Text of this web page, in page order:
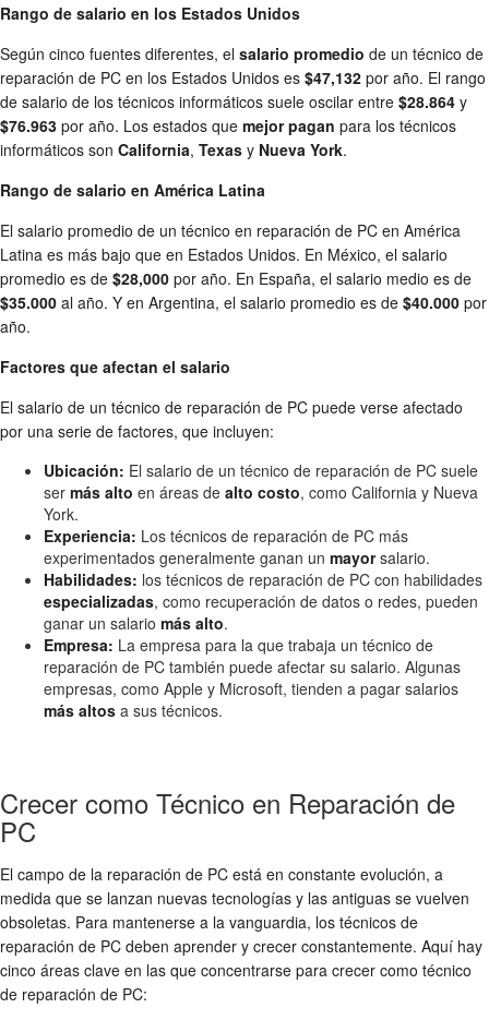
Rango de salario en los Estados Unidos
Según cinco fuentes diferentes, el salario promedio de un técnico de
reparación de PC en los Estados Unidos es $47,132 por año. El rango
de salario de los técnicos informáticos suele oscilar entre $28.864 y
$76.963 por año. Los estados que mejor pagan para los técnicos
informáticos son California, Texas y Nueva York.
Rango de salario en América Latina
El salario promedio de un técnico en reparación de PC en América
Latina es más bajo que en Estados Unidos. En México, el salario
promedio es de $28,000 por año. En España, el salario medio es de
$35.000 al año. Y en Argentina, el salario promedio es de $40.000 por
año.
Factores que afectan el salario
El salario de un técnico de reparación de PC puede verse afectado
por una serie de factores, que incluyen:
Ubicación: El salario de un técnico de reparación de PC suele
ser más alto en áreas de alto costo, como California y Nueva
York.
Experiencia: Los técnicos de reparación de PC más
experimentados generalmente ganan un mayorsalario.
Habilidades: los técnicos de reparación de PC con habilidades
especializadas, como recuperación de datos o redes, pueden
ganar un salario más alto.
Empresa: La empresa para la que trabaja un técnico de
reparación de PC también puede afectar su salario. Algunas
empresas, como Apple y Microsoft, tienden a pagar salarios
más altos a sus técnicos.
Crecer como Técnico en Reparación de
PC
El campo de la reparación de PC está en constante evolución, a
medida que se lanzan nuevas tecnologías y las antiguas se vuelven
obsoletas. Para mantenerse a la vanguardia, los técnicos de
reparación de PC deben aprender y crecer constantemente. Aquí hay
cinco áreas clave en las que concentrarse para crecer como técnico
de reparación de PC: